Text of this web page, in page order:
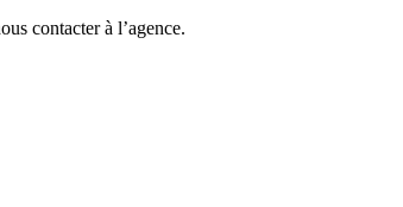
contacter à l’agence.